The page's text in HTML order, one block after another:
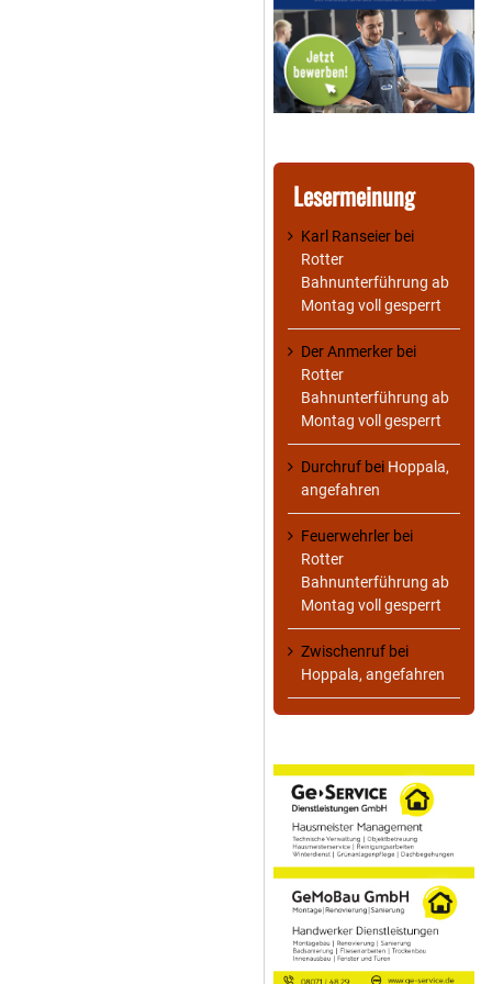
Lesermeinung
Karl Ranseier bei
Rotter
Bahnunterführung ab
Montag voll gesperrt
Der Anmerker bei
Rotter
Bahnunterführung ab
Montag voll gesperrt
Durchruf bei Hoppala,
angefahren
Feuerwehrler bei
Rotter
Bahnunterführung ab
Montag voll gesperrt
Zwischenruf bei
Hoppala, angefahren